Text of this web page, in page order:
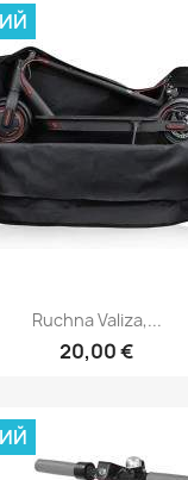
Швидкий перегляд
Ruchna Valiza,...
20,00 €